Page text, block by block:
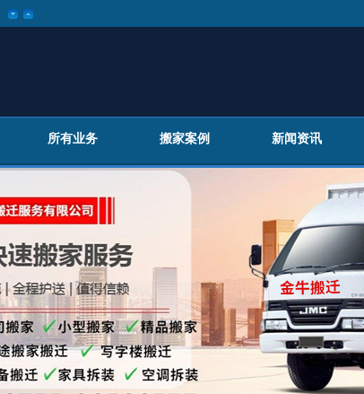
所有业务 搬家案例 新闻资讯
百叶窗图片载入中